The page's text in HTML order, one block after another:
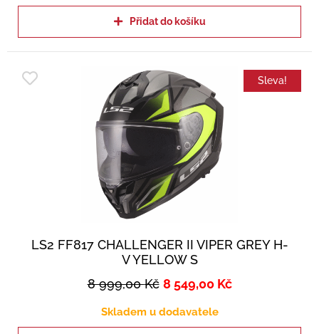
Přidat do košíku
Sleva!
LS2 FF817 CHALLENGER II VIPER GREY H-
V YELLOW S
8 999,00Kč 8 549,00 Kč
Skladem u dodavatele